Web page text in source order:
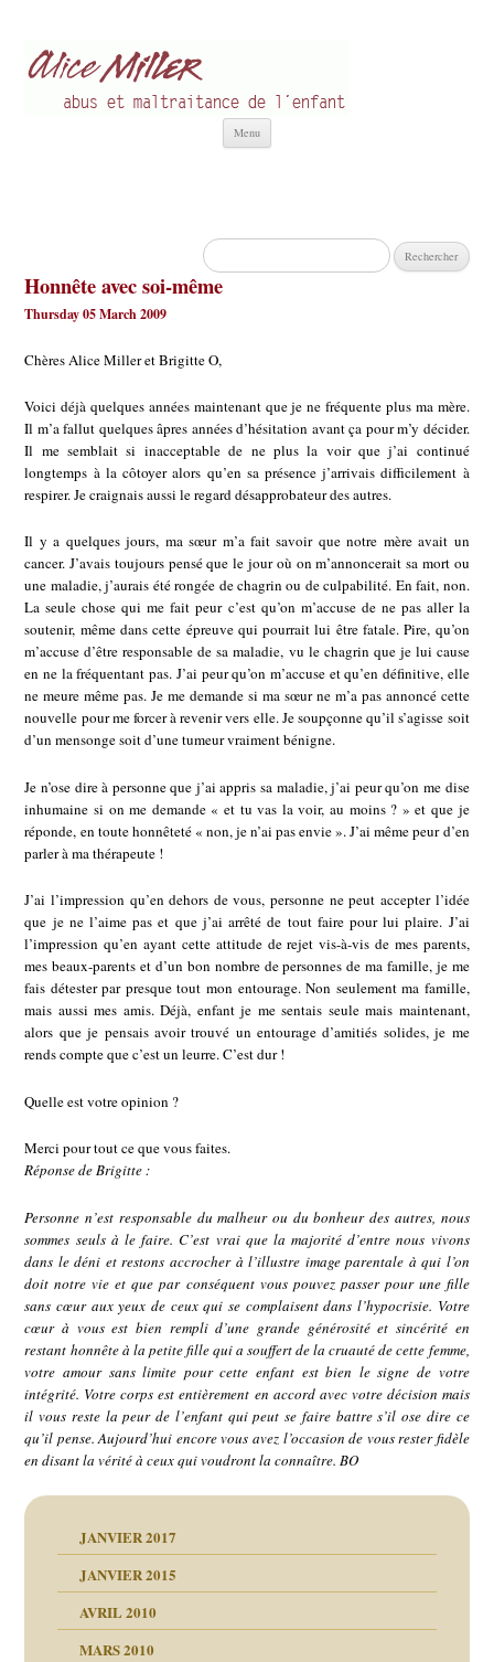
Menu
Rechercher :
Honnête avec soi-même
Thursday 05 March 2009
Chères Alice Miller et Brigitte O,
Voici déjà quelques années maintenant que je ne fréquente plus ma mère.
Il m’a fallut quelques âpres années d’hésitation avant ça pour m’y décider.
Il me semblait si inacceptable de ne plus la voir que j’ai continué
longtemps à la côtoyer alors qu’en sa présence j’arrivais difficilement à
respirer. Je craignais aussi le regard désapprobateur des autres.
Il y a quelques jours, ma sœur m’a fait savoir que notre mère avait un
cancer. J’avais toujours pensé que le jour où on m’annoncerait sa mort ou
une maladie, j’aurais été rongée de chagrin ou de culpabilité. En fait, non.
La seule chose qui me fait peur c’est qu’on m’accuse de ne pas aller la
soutenir, même dans cette épreuve qui pourrait lui être fatale. Pire, qu’on
m’accuse d’être responsable de sa maladie, vu le chagrin que je lui cause
en ne la fréquentant pas. J’ai peur qu’on m’accuse et qu’en définitive, elle
ne meure même pas. Je me demande si ma sœur ne m’a pas annoncé cette
nouvelle pour me forcer à revenir vers elle. Je soupçonne qu’il s’agisse soit
d’un mensonge soit d’une tumeur vraiment bénigne.
Je n’ose dire à personne que j’ai appris sa maladie, j’ai peur qu’on me dise
inhumaine si on me demande « et tu vas la voir, au moins ? » et que je
réponde, en toute honnêteté « non, je n’ai pas envie ». J’ai même peur d’en
parler à ma thérapeute !
J’ai l’impression qu’en dehors de vous, personne ne peut accepter l’idée
que je ne l’aime pas et que j’ai arrêté de tout faire pour lui plaire. J’ai
l’impression qu’en ayant cette attitude de rejet vis-à-vis de mes parents,
mes beaux-parents et d’un bon nombre de personnes de ma famille, je me
fais détester par presque tout mon entourage. Non seulement ma famille,
mais aussi mes amis. Déjà, enfant je me sentais seule mais maintenant,
alors que je pensais avoir trouvé un entourage d’amitiés solides, je me
rends compte que c’est un leurre. C’est dur !
Quelle est votre opinion ?
Merci pour tout ce que vous faites.
Réponse de Brigitte :
Personne n’est responsable du malheur ou du bonheur des autres, nous
sommes seuls à le faire. C’est vrai que la majorité d’entre nous vivons
dans le déni et restons accrocher à l’illustre image parentale à qui l’on
doit notre vie et que par conséquent vous pouvez passer pour une fille
sans cœur aux yeux de ceux qui se complaisent dans l’hypocrisie. Votre
cœur à vous est bien rempli d’une grande générosité et sincérité en
restant honnête à la petite fille qui a souffert de la cruauté de cette femme,
votre amour sans limite pour cette enfant est bien le signe de votre
intégrité. Votre corps est entièrement en accord avec votre décision mais
il vous reste la peur de l’enfant qui peut se faire battre s’il ose dire ce
qu’il pense. Aujourd’hui encore vous avez l’occasion de vous rester fidèle
en disant la vérité à ceux qui voudront la connaître. BO
JANVIER 2017
JANVIER 2015
AVRIL 2010
MARS 2010